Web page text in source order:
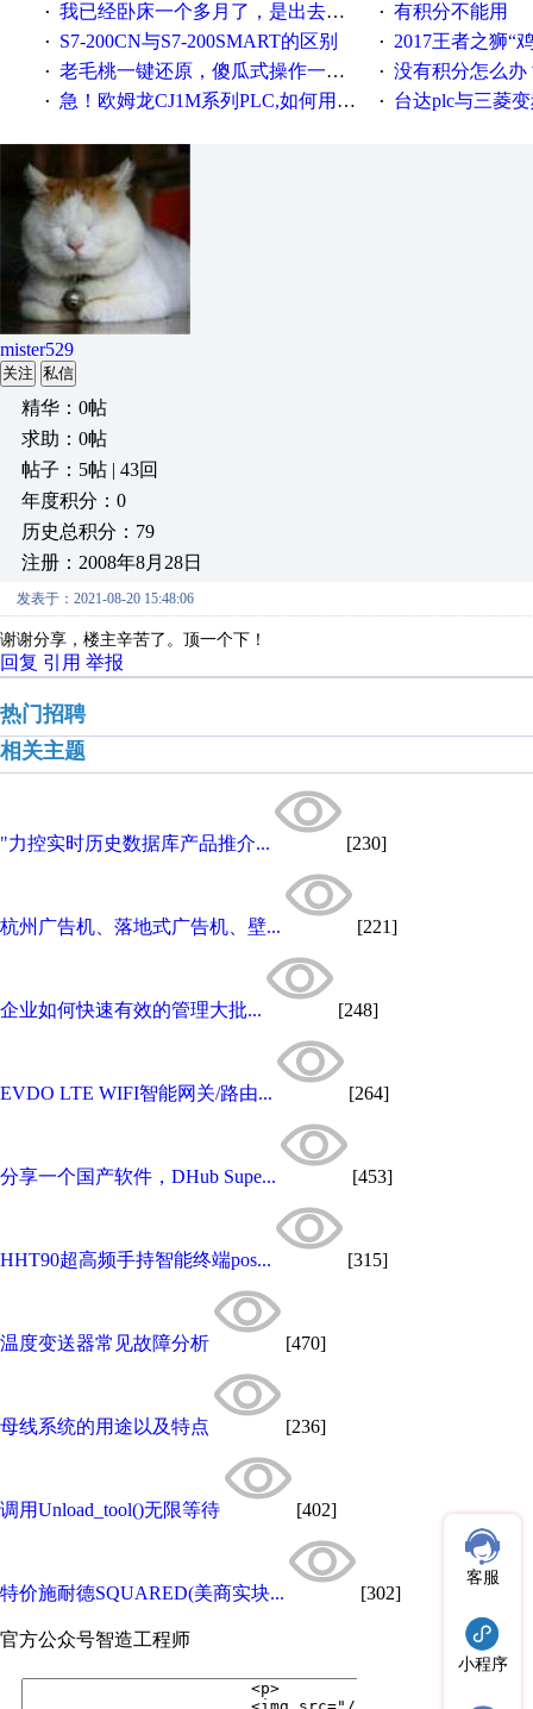
· 我已经卧床一个多月了，是出去安装机械手在高速遭遇车祸所致:大家工作都要特别注意啊 · 有积分不能用
· S7-200CN与S7-200SMART的区别 · 2017王者之狮“鸡”情签到
· 老毛桃一键还原，傻瓜式操作一键轻松备份还原；程序为向导式安装，一键即可实现自动备份或还原系统。 · 没有积分怎么办
· 急！欧姆龙CJ1M系列PLC,如何用时间控制变频器。要求时间在组态王中可以自由输入！拜托各位大神了！ · 台达plc与三菱
mister529
关注 私信
精华：0帖
求助：0帖
帖子：5帖 | 43回
年度积分：0
历史总积分：79
注册：2008年8月28日
发表于：2021-08-20 15:48:06
谢谢分享，楼主辛苦了。顶一个下！
回复 引用 举报
热门招聘
相关主题
"力控实时历史数据库产品推介... [230]
杭州广告机、落地式广告机、壁... [221]
企业如何快速有效的管理大批... [248]
EVDO LTE WIFI智能网关/路由... [264]
分享一个国产软件，DHub Supe... [453]
HHT90超高频手持智能终端pos... [315]
温度变送器常见故障分析 [470]
母线系统的用途以及特点 [236]
调用Unload_tool()无限等待 [402]
特价施耐德SQUARED(美商实块... [302]
官方公众号智造工程师
客服
小程序